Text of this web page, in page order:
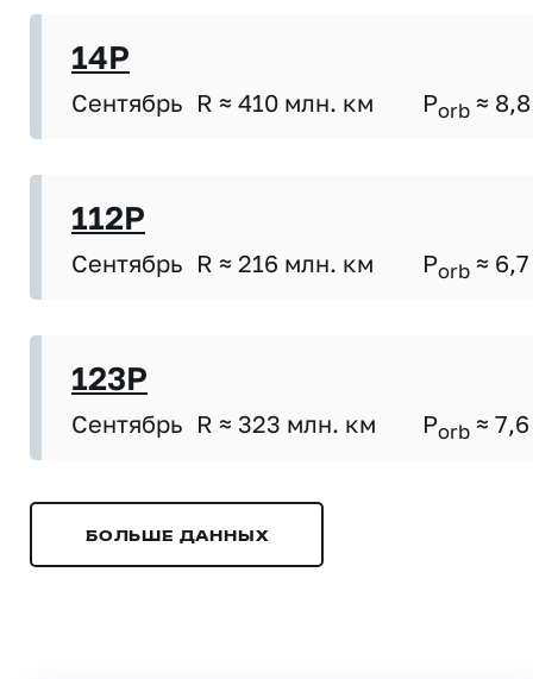
14P
Сентябрь R ≈ 410 млн. км Porb ≈ 8,8
112P
Сентябрь R ≈ 216 млн. км Porb ≈ 6,7
123P
Сентябрь R ≈ 323 млн. км Porb ≈ 7,6
БОЛЬШЕ ДАННЫХ